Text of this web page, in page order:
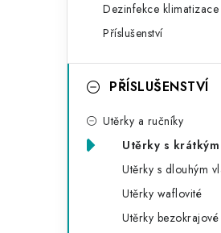
Dezinfekce klimatizace
Příslušenství
PŘÍSLUŠENSTVÍ
Utěrky a ručníky
Utěrky s
Utěrky s dlouhým
Utěrky waflovité
Utěrky bezokrajové